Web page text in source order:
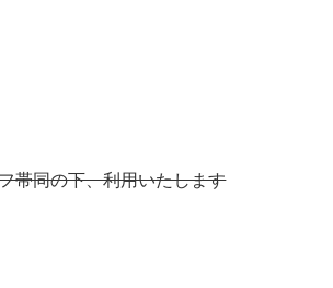
帯同の下、利用いたします